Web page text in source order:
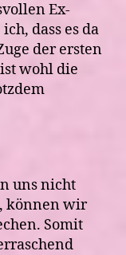
Ex-
dass es da
der ersten
wohl die
uns nicht
können wir
Somit